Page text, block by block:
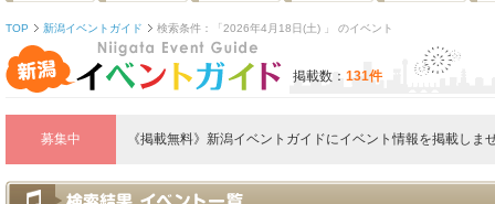
TOP 新潟イベントガイド 検索条件：「2026年4月18日(土) 」 のイベント
掲載数： 131件
募集中 《掲載無料》新潟イベントガイドにイベント情報を掲載しま